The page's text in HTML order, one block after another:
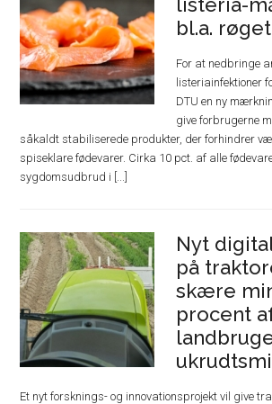
bl.a.
For at nedbringe
listeriainfektioner
DTU en ny
give forbrugerne
såkaldt stabiliserede produkter, der forhindrer
spiseklare fødevarer. Cirka 10 pct. af alle
sygdomsudbrud i [...]
Nyt
på
skære
procent
Et nyt forsknings- og innovationsprojekt vil give